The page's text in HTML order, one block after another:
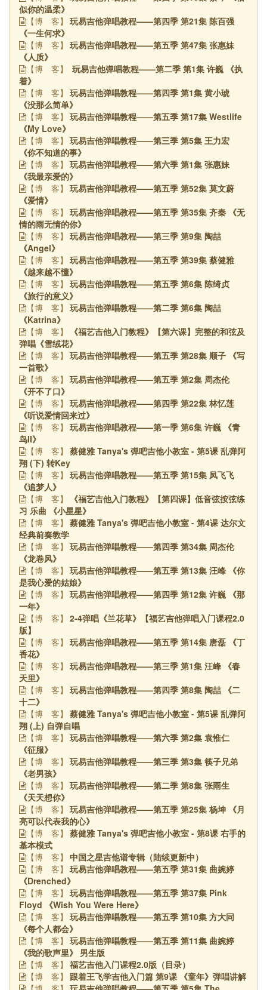
似你的温柔》
【博 客】
玩易吉他弹唱教程——第四季 第21集 陈百强
《一生何求》
【博 客】
玩易吉他弹唱教程——第五季 第47集 张惠妹
《人质》
【博 客】
玩易吉他弹唱教程——第二季 第1集 许巍 《执
着》
【博 客】
玩易吉他弹唱教程——第四季 第1集 黄小琥
《没那么简单》
【博 客】
玩易吉他弹唱教程——第五季 第17集 Westlife
《My Love》
【博 客】
玩易吉他弹唱教程——第三季 第5集 王力宏
《你不知道的事》
【博 客】
玩易吉他弹唱教程——第六季 第1集 张惠妹
《我最亲爱的》
【博 客】
玩易吉他弹唱教程——第五季 第52集 莫文蔚
《爱情》
【博 客】
玩易吉他弹唱教程——第五季 第35集 齐秦 《无
情的雨无情的你》
【博 客】
玩易吉他弹唱教程——第三季 第9集 陶喆
《Angel》
【博 客】
玩易吉他弹唱教程——第五季 第39集 蔡健雅
《越来越不懂》
【博 客】
玩易吉他弹唱教程——第五季 第6集 陈绮贞
《旅行的意义》
【博 客】
玩易吉他弹唱教程——第二季 第6集 陶喆
《Katrina》
【博 客】
《福艺吉他入门教程》【第六课】完整的和弦及
弹唱《雪绒花》
【博 客】
玩易吉他弹唱教程——第五季 第28集 顺子 《写
一首歌》
【博 客】
玩易吉他弹唱教程——第五季 第2集 周杰伦
《开不了口》
【博 客】
玩易吉他弹唱教程——第四季 第22集 林忆莲
《听说爱情回来过》
【博 客】
玩易吉他弹唱教程——第一季 第6集 许巍 《青
鸟II》
【博 客】
蔡健雅 Tanya's 弹吧吉他小教室 - 第5课 乱弹阿
翔 (下) 转Key
【博 客】
玩易吉他弹唱教程——第五季 第15集 凤飞飞
《追梦人》
【博 客】
《福艺吉他入门教程》【第四课】低音弦按弦练
习 乐曲 《小星星》
【博 客】
蔡健雅 Tanya's 弹吧吉他小教室 - 第4课 达尔文
经典前奏教学
【博 客】
玩易吉他弹唱教程——第四季 第34集 周杰伦
《龙卷风》
【博 客】
玩易吉他弹唱教程——第五季 第13集 汪峰 《你
是我心爱的姑娘》
【博 客】
玩易吉他弹唱教程——第四季 第12集 许巍 《那
一年》
【博 客】
2-4弹唱《兰花草》【福艺吉他弹唱入门课程2.0
版】
【博 客】
玩易吉他弹唱教程——第五季 第14集 唐磊 《丁
香花》
【博 客】
玩易吉他弹唱教程——第三季 第1集 汪峰 《春
天里》
【博 客】
玩易吉他弹唱教程——第四季 第8集 陶喆 《二
十二》
【博 客】
蔡健雅 Tanya's 弹吧吉他小教室 - 第5课 乱弹阿
翔 (上) 自弹自唱
【博 客】
玩易吉他弹唱教程——第六季 第2集 袁惟仁
《征服》
【博 客】
玩易吉他弹唱教程——第三季 第3集 筷子兄弟
《老男孩》
【博 客】
玩易吉他弹唱教程——第二季 第8集 张雨生
《天天想你》
【博 客】
玩易吉他弹唱教程——第五季 第25集 杨坤 《月
亮可以代表我的心》
【博 客】
蔡健雅 Tanya's 弹吧吉他小教室 - 第8课 右手的
基本模式
【博 客】 中国之星吉他谱专辑（陆续更新中）
【博 客】
玩易吉他弹唱教程——第五季 第31集 曲婉婷
《Drenched》
【博 客】
玩易吉他弹唱教程——第五季 第37集 Pink
Floyd 《Wish You Were Here》
【博 客】
玩易吉他弹唱教程——第五季 第10集 方大同
《每个人都会》
【博 客】
玩易吉他弹唱教程——第五季 第11集 曲婉婷
《我的歌声里》 男生版
【博 客】 福艺吉他入门课程2.0版（目录）
【博 客】 跟着王飞学吉他入门篇 第9课 《童年》弹唱讲解